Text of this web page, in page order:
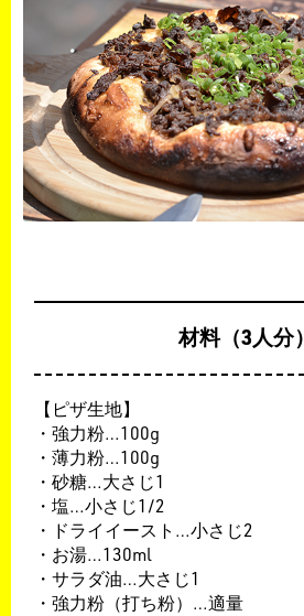
材料（3人分）
【ピザ生地】
・強力粉…100g
​・薄力粉…100g
​・砂糖…大さじ1
​・塩…小さじ1/2
​・ドライイースト…小さじ2
​・お湯…130ml
​・サラダ油…大さじ1
​・強力粉（打ち粉）…適量